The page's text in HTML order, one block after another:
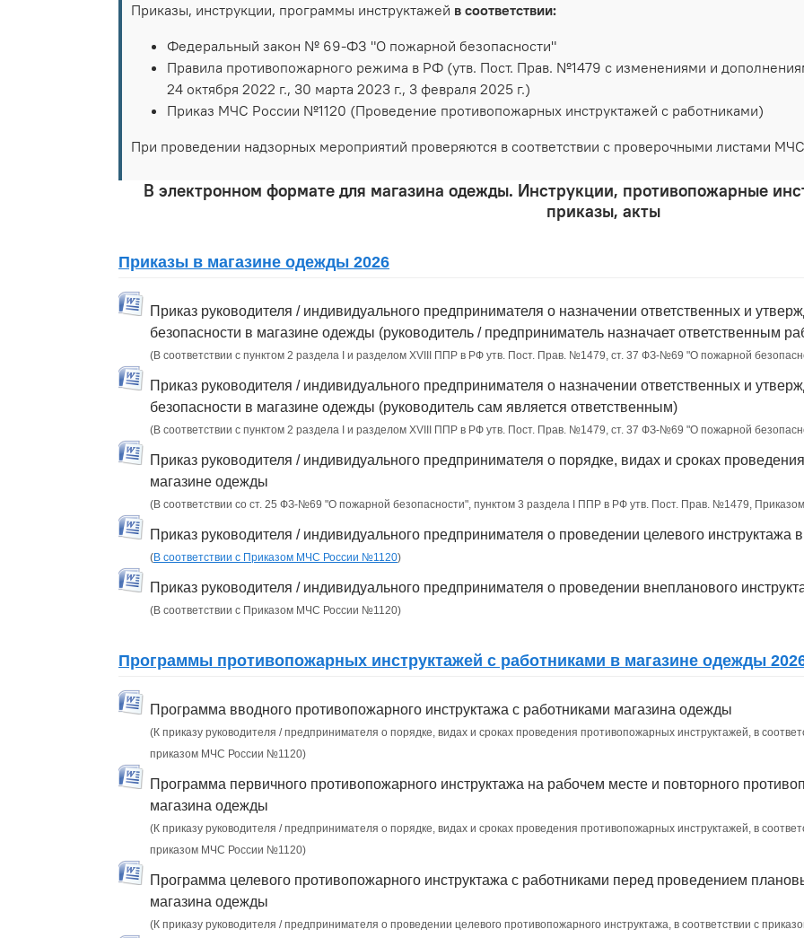
Приказы, инструкции, программы инструктажей в соответствии:
Федеральный закон № 69-ФЗ "О пожарной безопасности"
Правила противопожарного режима в РФ (утв. Пост. Прав. №1479 с изменениями и
24 октября 2022 г., 30 марта 2023 г., 3 февраля 2025 г.)
Приказ МЧС России №1120 (Проведение противопожарных инструктажей с работниками)
При проведении надзорных мероприятий проверяются в соответствии с проверочными листами
В электронном формате для магазина одежды. Инструкции, противопожарные
приказы, акты
Приказы в магазине одежды 2026
Приказ руководителя / индивидуального предпринимателя о назначении ответственных и
безопасности в магазине одежды (руководитель / предприниматель назначает ответственным
(В соответствии с пунктом 2 раздела I и разделом XVIII ППР в РФ утв. Пост. Прав. №1479, ст. 37 ФЗ-№69 "О пожарной
Приказ руководителя / индивидуального предпринимателя о назначении ответственных и
безопасности в магазине одежды (руководитель сам является ответственным)
(В соответствии с пунктом 2 раздела I и разделом XVIII ППР в РФ утв. Пост. Прав. №1479, ст. 37 ФЗ-№69 "О пожарной
Приказ руководителя / индивидуального предпринимателя о порядке, видах и сроках
магазине одежды
(В соответствии со ст. 25 ФЗ-№69 "О пожарной безопасности", пунктом 3 раздела I ППР в РФ утв. Пост. Прав. №1479,
Приказ руководителя / индивидуального предпринимателя о проведении целевого инструктажа
(В соответствии с Приказом МЧС России №1120)
Приказ руководителя / индивидуального предпринимателя о проведении внепланового
(В соответствии с Приказом МЧС России №1120)
Программы противопожарных инструктажей с работниками в магазине одежды
Программа вводного противопожарного инструктажа с работниками магазина одежды
(К приказу руководителя / предпринимателя о порядке, видах и сроках проведения противопожарных инструктажей, в
приказом МЧС России №1120)
Программа первичного противопожарного инструктажа на рабочем месте и повторного
магазина одежды
(К приказу руководителя / предпринимателя о порядке, видах и сроках проведения противопожарных инструктажей, в
приказом МЧС России №1120)
Программа целевого противопожарного инструктажа с работниками перед проведением
магазина одежды
(К приказу руководителя / предпринимателя о проведении целевого противопожарного инструктажа, в соответствии с